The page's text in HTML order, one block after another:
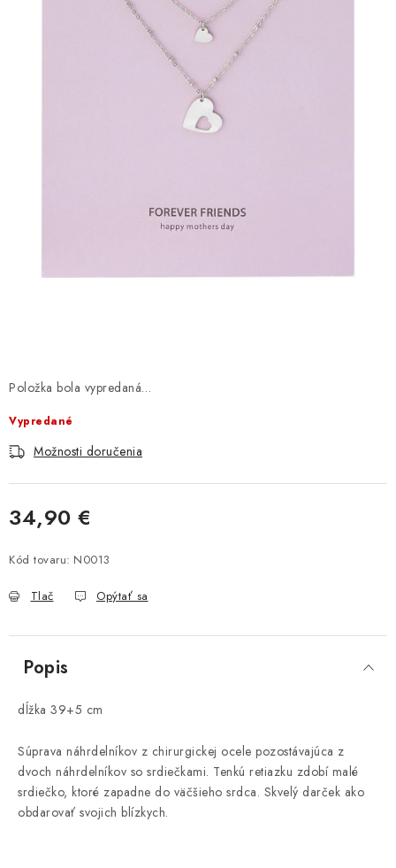
Vrátenie, výmena, reklamácia
Ochrana súkromia
Položka bola vypredaná…
Vypredané
Možnosti doručenia
34,90 €
Kód tovaru: N0013
Tlač Opýtať sa
Popis
dĺžka 39+5 cm
Súprava náhrdelníkov z chirurgickej ocele pozostávajúca z
dvoch náhrdelníkov so srdiečkami. Tenkú retiazku zdobí malé
srdiečko, ktoré zapadne do väčšieho srdca. Skvelý darček ako
obdarovať svojich blízkych.